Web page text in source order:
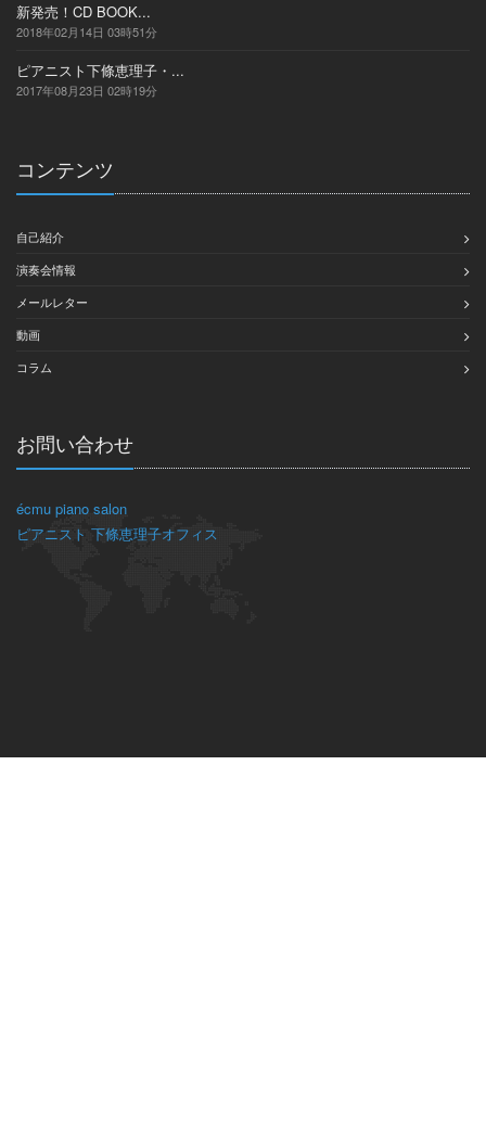
新発売！CD BOOK...
2018年02月14日 03時51分
ピアニスト下條恵理子・...
2017年08月23日 02時19分
コンテンツ
自己紹介
演奏会情報
メールレター
動画
コラム
お問い合わせ
écmu piano salon
ピアニスト 下條恵理子オフィス